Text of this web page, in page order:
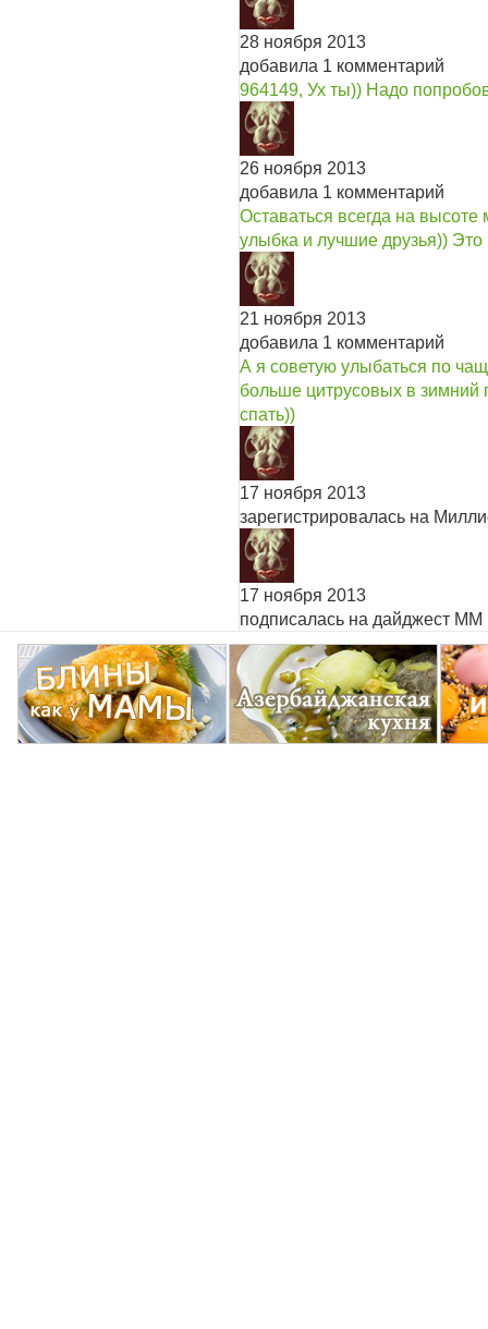
28 ноября 2013
добавила 1 комментарий
964149, Ух ты)) Надо
26 ноября 2013
добавила 1 комментарий
Оставаться всегда на
улыбка и лучшие друзья)) Это
21 ноября 2013
добавила 1 комментарий
А я советую улыбаться по
больше цитрусовых в зимний
спать))
17 ноября 2013
зарегистрировалась на
17 ноября 2013
подписалась на дайджест ММ